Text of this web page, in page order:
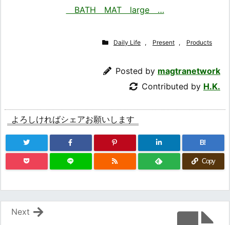
BATH MAT large …
Daily Life , Present , Products
Posted by magtranetwork
Contributed by H.K.
よろしければシェアお願いします
B!
Copy
Next